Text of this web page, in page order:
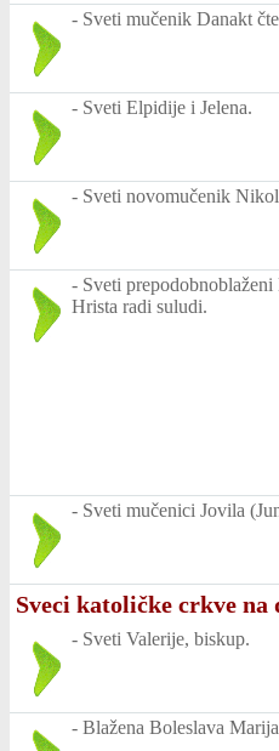
- Sveti mučenik Danakt
- Sveti Elpidije i Jelena.
- Sveti novomučenik
- Sveti
Hrista radi suludi.
- Sveti mučenici Jovila
Sveci katoličke crkve
- Sveti Valerije, biskup.
- Blažena Boleslava